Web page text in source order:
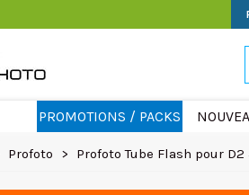
PROMOTIONS / PACKS
Profoto > Profoto Tube Flash pour D2